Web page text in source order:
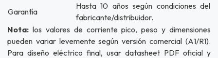
Garantía
Hasta 10 años según condiciones del
fabricante/distribuidor.
Nota: los valores de corriente pico, peso y dimensiones
pueden variar levemente según versión comercial (A1/R1).
Para diseño eléctrico final, usar datasheet PDF oficial y